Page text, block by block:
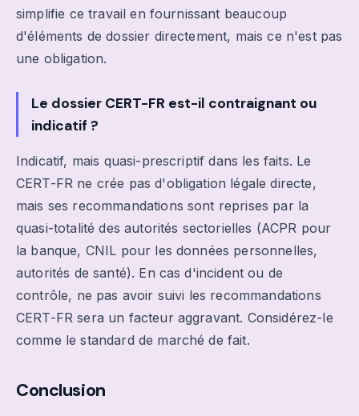
simplifie ce travail en fournissant beaucoup
d'éléments de dossier directement, mais ce n'est pas
une obligation.
Le dossier CERT-FR est-il contraignant ou
indicatif ?
Indicatif, mais quasi-prescriptif dans les faits. Le
CERT-FR ne crée pas d'obligation légale directe,
mais ses recommandations sont reprises par la
quasi-totalité des autorités sectorielles (ACPR pour
la banque, CNIL pour les données personnelles,
autorités de santé). En cas d'incident ou de
contrôle, ne pas avoir suivi les recommandations
CERT-FR sera un facteur aggravant. Considérez-le
comme le standard de marché de fait.
Conclusion